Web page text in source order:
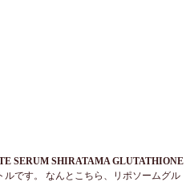
SERUM SHIRATAMA GLUTATHIONE
ルです。 なんとこちら、リポソームグル